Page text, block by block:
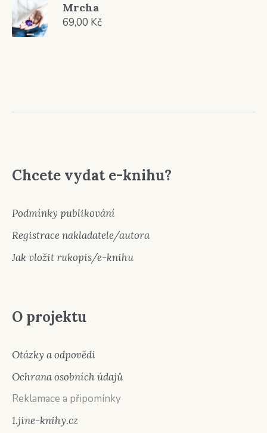
Mrcha
69,00 Kč
Chcete vydat e-knihu?
Podmínky publikování
Registrace nakladatele/autora
Jak vložit rukopis/e-knihu
O projektu
Otázky a odpovědi
Ochrana osobních údajů
Reklamace a připomínky
1.jine-knihy.cz